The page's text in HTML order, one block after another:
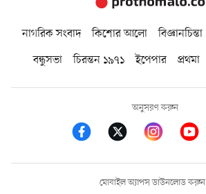
নাগরিক সংবাদ কিশোর আলো বিজ্ঞানচিন্তা
বন্ধুসভা
চিরন্তন ১৯৭১ ইপেপার প্রথমা
অনুসরণ করুন
মোবাইল অ্যাপস ডাউনলোড করুন